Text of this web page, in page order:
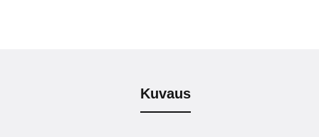
Kuvaus